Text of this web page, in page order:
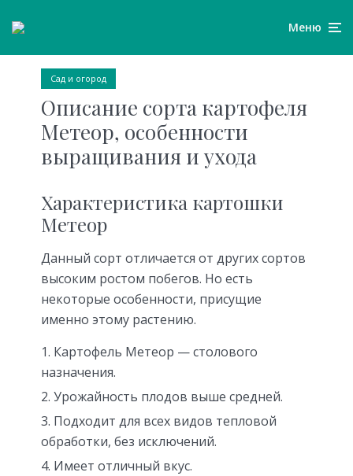
Меню
Сад и огород
Описание сорта картофеля
Метеор, особенности
выращивания и ухода
Характеристика картошки
Метеор
Данный сорт отличается от других сортов
высоким ростом побегов. Но есть
некоторые особенности, присущие
именно этому растению.
Картофель Метеор — столового
назначения.
Урожайность плодов выше средней.
Подходит для всех видов тепловой
обработки, без исключений.
Имеет отличный вкус.